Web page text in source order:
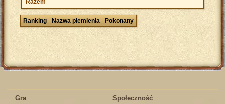
Razem
Ranking Nazwa plemienia Pokonany
Gra Społeczność